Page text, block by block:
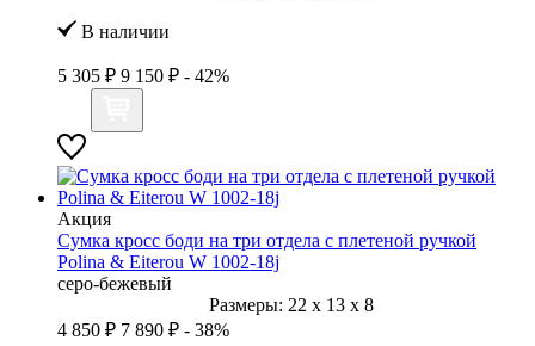
В наличии
5 305 ₽ 9 150 ₽ - 42%
Акция
Сумка кросс боди на три отдела с плетеной ручкой
Polina & Eiterou W 1002-18j
серо-бежевый
Размеры: 22 x 13 x 8
4 850 ₽ 7 890 ₽ - 38%